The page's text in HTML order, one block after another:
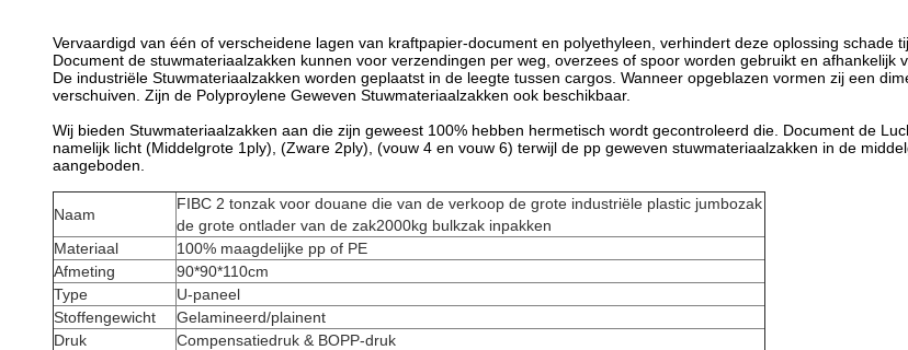
Vervaardigd van één of verscheidene lagen van kraftpapier-document en polyethyleen, verhindert deze oplossing schade
Document de stuwmateriaalzakken kunnen voor verzendingen per weg, overzees of spoor worden gebruikt en
De industriële Stuwmateriaalzakken worden geplaatst in de leegte tussen cargos. Wanneer opgeblazen vormen zij een
verschuiven. Zijn de Polyproylene Geweven Stuwmateriaalzakken ook beschikbaar.
Wij bieden Stuwmateriaalzakken aan die zijn geweest 100% hebben hermetisch wordt gecontroleerd die. Document de
namelijk licht (Middelgrote 1ply), (Zware 2ply), (vouw 4 en vouw 6) terwijl de pp geweven stuwmateriaalzakken in de
aangeboden.
Naam
FIBC 2 tonzak voor douane die van de verkoop de grote industriële plastic jumbozak
de grote ontlader van de zak2000kg bulkzak inpakken
Materiaal
100% maagdelijke pp of PE
Afmeting
90*90*110cm
Type
U-paneel
Stoffengewicht
Gelamineerd/plainent
Druk
Compensatiedruk & BOPP-druk